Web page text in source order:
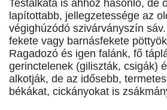
Testalkata is ahhoz hasonló, de
lapítottabb, jellegzetessége az
végighúzódó szivárványszín
fekete vagy barnásfekete
Ragadozó és igen falánk, fő
gerinctelenek (giliszták, csigák)
alkotják, de az idősebb,
békákat, cickányokat is